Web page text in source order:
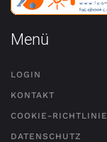
Menü
LOGIN
KONTAKT
COOKIE-RICHTLINIE
DATENSCHUTZ